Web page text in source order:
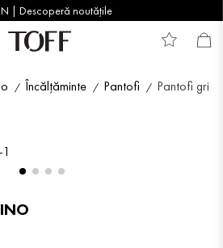
| Descoperă noutățile
Încălțăminte Pantofi
Pantofi gri